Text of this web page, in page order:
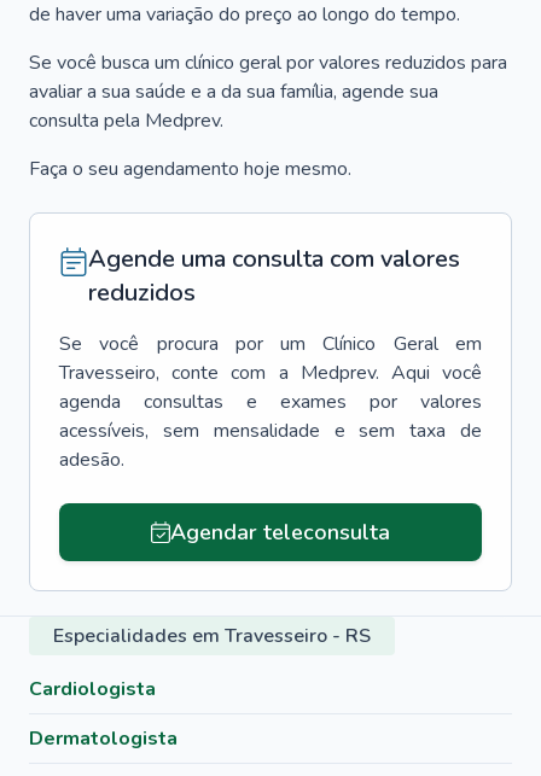
de haver uma variação do preço ao longo do tempo.
Se você busca um clínico geral por valores reduzidos para
avaliar a sua saúde e a da sua família, agende sua
consulta pela Medprev.
Faça o seu agendamento hoje mesmo.
Agende uma consulta com valores
reduzidos
Se você procura por um Clínico Geral
em
Travesseiro, conte com a Medprev. Aqui você
agenda consultas e exames por valores
acessíveis, sem mensalidade e sem taxa de
adesão.
Agendar teleconsulta
Especialidades em Travesseiro - RS
Cardiologista
Dermatologista